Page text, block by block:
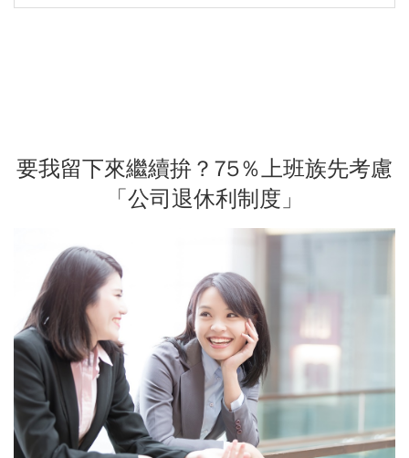
要我留下來繼續拚？75％上班族先考慮
「公司退休利制度」